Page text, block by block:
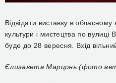
Відвідати виставку в
культури і мистецтва по
буде до 28 вересня. Вхід
Єлизавета Марцонь (фото